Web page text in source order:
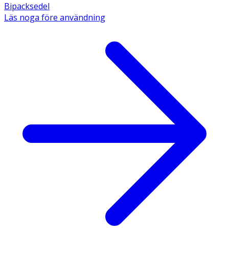
Bipacksedel
Läs noga före användning